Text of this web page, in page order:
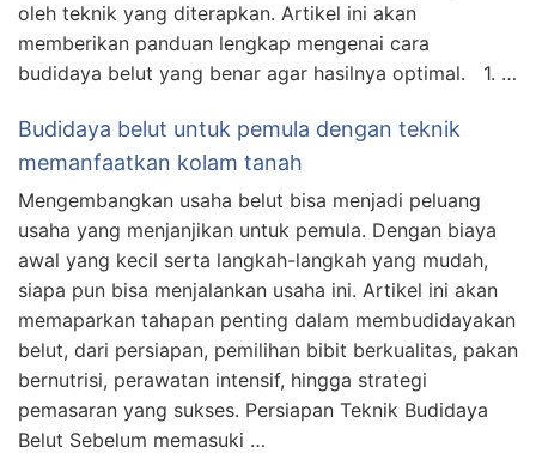
oleh teknik yang diterapkan. Artikel ini akan
memberikan panduan lengkap mengenai cara
budidaya belut yang benar agar hasilnya optimal. 1. …
Budidaya belut untuk pemula dengan teknik
memanfaatkan kolam tanah
Mengembangkan usaha belut bisa menjadi peluang
usaha yang menjanjikan untuk pemula. Dengan biaya
awal yang kecil serta langkah-langkah yang mudah,
siapa pun bisa menjalankan usaha ini. Artikel ini akan
memaparkan tahapan penting dalam membudidayakan
belut, dari persiapan, pemilihan bibit berkualitas, pakan
bernutrisi, perawatan intensif, hingga strategi
pemasaran yang sukses. Persiapan Teknik Budidaya
Belut Sebelum memasuki …